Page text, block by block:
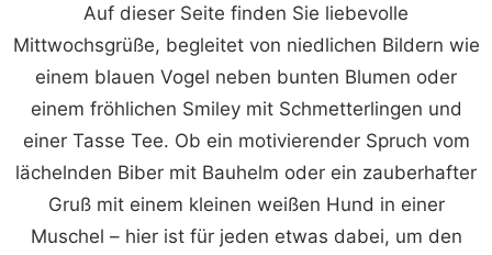
Auf dieser Seite finden Sie liebevolle
Mittwochsgrüße, begleitet von niedlichen Bildern wie
einem blauen Vogel neben bunten Blumen oder
einem fröhlichen Smiley mit Schmetterlingen und
einer Tasse Tee. Ob ein motivierender Spruch vom
lächelnden Biber mit Bauhelm oder ein zauberhafter
Gruß mit einem kleinen weißen Hund in einer
Muschel – hier ist für jeden etwas dabei, um den